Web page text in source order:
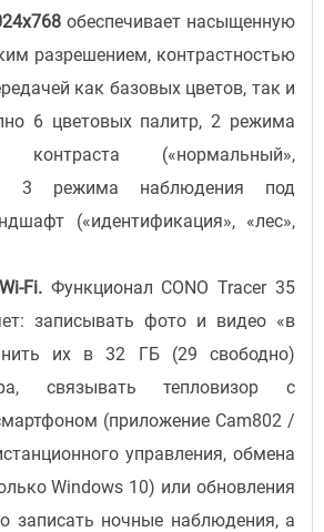
обеспечивает насыщенную
разрешением, контрастностью
как базовых цветов, так и
6 цветовых палитр, 2 режима
(«нормальный»,
и 3 режима наблюдения под
(«идентификация», «лес»,
Fi.Функционал CONO Tracer 35
записывать фото и видео «в
их в 32 ГБ (29 свободно)
связывать тепловизор с
(приложение Cam802 /
управления, обмена
Windows 10) или обновления
записать ночные наблюдения, а